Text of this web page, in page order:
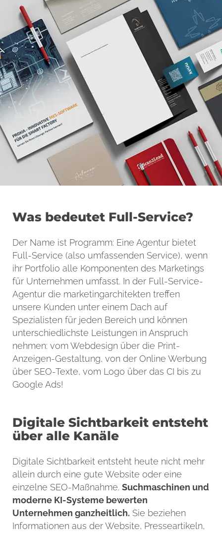
Was bedeutet Full-Service?
Der Name ist Programm: Eine Agentur bietet
Full-Service (also umfassenden Service), wenn
ihr Portfolio alle Komponenten des Marketings
für Unternehmen umfasst. In der Full-Service-
Agentur die marketingarchitekten treffen
unsere Kunden unter einem Dach auf
Spezialisten für jeden Bereich und können
unterschiedlichste Leistungen in Anspruch
nehmen: vom Webdesign über die Print-
Anzeigen-Gestaltung, von der Online Werbung
über SEO-Texte, vom Logo über das CI bis zu
Google Ads!
Digitale Sichtbarkeit entsteht
über alle Kanäle
Digitale Sichtbarkeit entsteht heute nicht mehr
allein durch eine gute Website oder eine
einzelne SEO-Maßnahme. Suchmaschinen und
moderne KI-Systeme bewerten
Unternehmen ganzheitlich. Sie beziehen
Informationen aus der Website, Presseartikeln,